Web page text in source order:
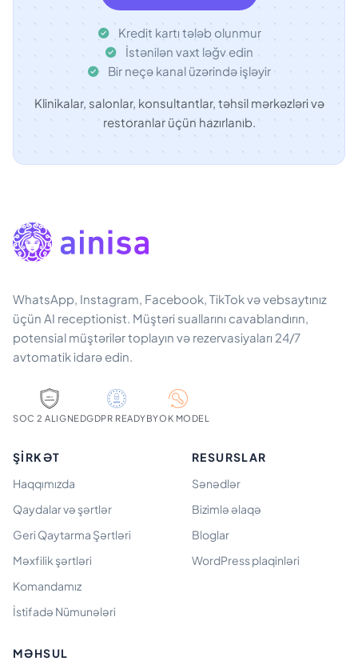
Kredit kartı tələb olunmur
İstənilən vaxt ləğv edin
Bir neçə kanal üzərində işləyir
Klinikalar, salonlar, konsultantlar, təhsil mərkəzləri və
restoranlar üçün hazırlanıb.
WhatsApp, Instagram, Facebook, TikTok və vebsaytınız
üçün AI receptionist. Müştəri suallarını cavablandırın,
potensial müştərilər toplayın və rezervasiyaları 24/7
avtomatik idarə edin.
SOC 2 ALIGNEDGDPR READYBYOK MODEL
ŞIRKƏT
Haqqımızda
Qaydalar və şərtlər
Geri Qaytarma Şərtləri
Məxfilik şərtləri
Komandamız
İstifadə Nümunələri
RESURSLAR
Sənədlər
Bizimlə əlaqə
Bloglar
WordPress plaqinləri
MƏHSUL